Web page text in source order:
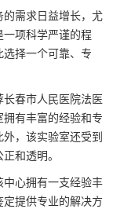
需求日益增长，尤
一项科学严谨的程
择一个可靠、专
春市人民医院法医
有丰富的经验和专
，该实验室还受到
和透明。
心拥有一支经验丰
提供专业的解决方